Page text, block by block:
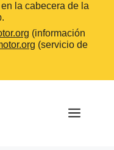
la cabecera de la
(información
(servicio de